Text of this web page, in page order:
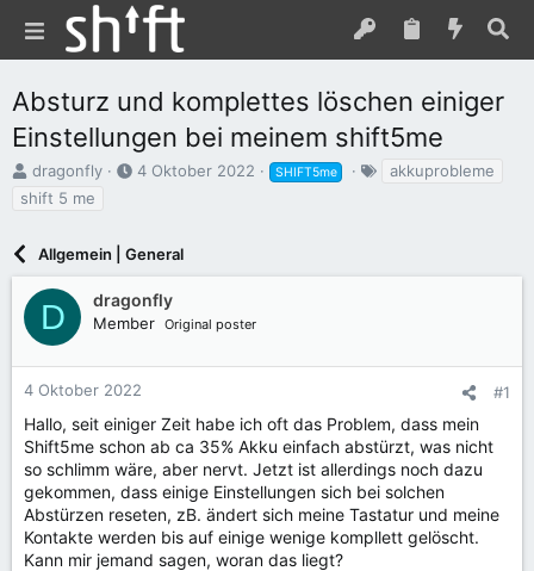
Absturz und komplettes löschen einiger
Einstellungen bei meinem shift5me
E
e
l
l
r
dragonfly
E
e
l
l
t
4 Oktober 2022 SHIFT5me
g
akkuprobleme
shift 5 me
Allgemein | General
D dragonfly
Member Original poster
4 Oktober 2022 #1
Hallo, seit einiger Zeit habe ich oft das Problem, dass mein
Shift5me schon ab ca 35% Akku einfach abstürzt, was nicht
so schlimm wäre, aber nervt. Jetzt ist allerdings noch dazu
gekommen, dass einige Einstellungen sich bei solchen
Abstürzen reseten, zB. ändert sich meine Tastatur und meine
Kontakte werden bis auf einige wenige kompllett gelöscht.
Kann mir jemand sagen, woran das liegt?